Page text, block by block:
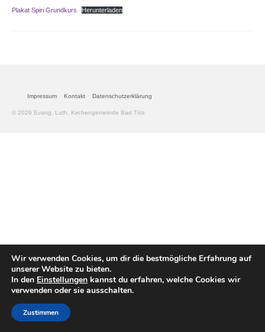
Mitarbeitende
Hausmeister und Mesnerinnen
Soziale Beratung
Kirchenvorstand
Plakat Spiri Grundkurs Herunterladen
Impressum Kontakt Datenschutzerklärung
© 2026 Evang. Luth. Kirchengemeinde Bad Tölz
Wir verwenden Cookies, um dir die bestmögliche Erfahrung auf
unserer Website zu bieten.
In den Einstellungen kannst du erfahren, welche Cookies wir
verwenden oder sie ausschalten.
Zustimmen